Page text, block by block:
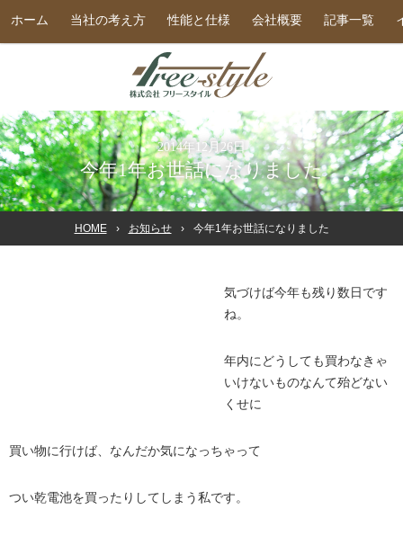
ホーム 当社の考え方 性能と仕様 会社概要 記事一覧
2014年12月26日
今年1年お世話になりました
HOME お知らせ 今年1年お世話になりました
気づけば今年も残り数日です
ね。
年内にどうしても買わなきゃ
いけないものなんて殆どない
くせに
買い物に行けば、なんだか気になっちゃって
つい乾電池を買ったりしてしまう私です。